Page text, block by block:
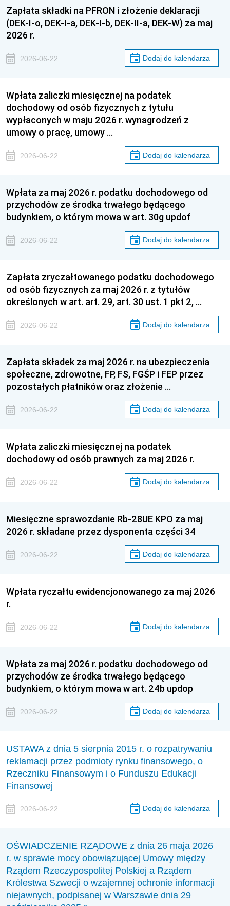
Zapłata składki na PFRON i złożenie deklaracji
(DEK-I-o, DEK-I-a, DEK-I-b, DEK-II-a, DEK-W) za maj
2026 r.
2026-06-22 Dodaj do kalendarza
Wpłata zaliczki miesięcznej na podatek
dochodowy od osób fizycznych z tytułu
wypłaconych w maju 2026 r. wynagrodzeń z
umowy o pracę, umowy …
2026-06-22 Dodaj do kalendarza
Wpłata za maj 2026 r. podatku dochodowego od
przychodów ze środka trwałego będącego
budynkiem, o którym mowa w art. 30g updof
2026-06-22 Dodaj do kalendarza
Zapłata zryczałtowanego podatku dochodowego
od osób fizycznych za maj 2026 r. z tytułów
określonych w art. art. 29, art. 30 ust. 1 pkt 2, …
2026-06-22 Dodaj do kalendarza
Zapłata składek za maj 2026 r. na ubezpieczenia
społeczne, zdrowotne, FP, FS, FGŚP i FEP przez
pozostałych płatników oraz złożenie …
2026-06-22 Dodaj do kalendarza
Wpłata zaliczki miesięcznej na podatek
dochodowy od osób prawnych za maj 2026 r.
2026-06-22 Dodaj do kalendarza
Miesięczne sprawozdanie Rb-28UE KPO za maj
2026 r. składane przez dysponenta części 34
2026-06-22 Dodaj do kalendarza
Wpłata ryczałtu ewidencjonowanego za maj 2026
r.
2026-06-22 Dodaj do kalendarza
Wpłata za maj 2026 r. podatku dochodowego od
przychodów ze środka trwałego będącego
budynkiem, o którym mowa w art. 24b updop
2026-06-22 Dodaj do kalendarza
USTAWA z dnia 5 sierpnia 2015 r. o rozpatrywaniu
reklamacji przez podmioty rynku finansowego, o
Rzeczniku Finansowym i o Funduszu Edukacji
Finansowej
2026-06-22 Dodaj do kalendarza
OŚWIADCZENIE RZĄDOWE z dnia 26 maja 2026
r. w sprawie mocy obowiązującej Umowy między
Rządem Rzeczypospolitej Polskiej a Rządem
Królestwa Szwecji o wzajemnej ochronie informacji
niejawnych, podpisanej w Warszawie dnia 29